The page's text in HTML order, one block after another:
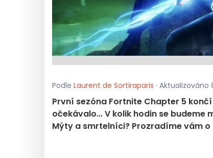
Podle Laurent de Sortiraparis · Aktualizováno
První sezóna Fortnite Chapter 5
očekávalo... V kolik hodin se
Mýty a smrtelníci? Prozradíme vám o